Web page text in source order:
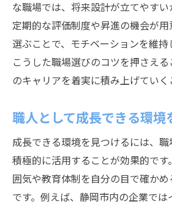
な職場では、将来設計が立てやすい
定期的な評価制度や昇進の機会が
選ぶことで、モチベーションを維持
こうした職場選びのコツを押さえ
のキャリアを着実に積み上げていく
職人として成長できる環境
成長できる環境を見つけるには、
積極的に活用することが効果的で
囲気や教育体制を自分の目で確か
です。例えば、静岡市内の企業では